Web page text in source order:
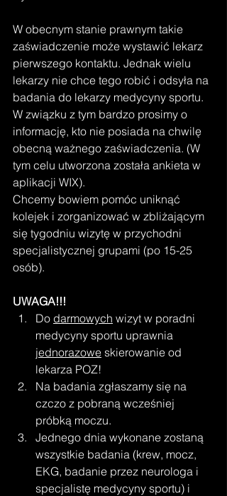
W obecnym stanie prawnym takie
zaświadczenie może wystawić lekarz
pierwszego kontaktu. Jednak wielu
lekarzy nie chce tego robić i odsyła na
badania do lekarzy medycyny sportu.
W związku z tym bardzo prosimy o
informację, kto nie posiada na chwilę
obecną ważnego zaświadczenia. (W
tym celu utworzona została ankieta w
aplikacji WIX).
Chcemy bowiem pomóc uniknąć
kolejek i zorganizować w zbliżającym
się tygodniu wizytę w przychodni
specjalistycznej grupami (po 15-25
osób).
UWAGA!!!
Do darmowych wizyt w poradni
medycyny sportu uprawnia
jednorazowe skierowanie od
lekarza POZ!
Na badania zgłaszamy się na
czczo z pobraną wcześniej
próbką moczu.
Jednego dnia wykonane zostaną
wszystkie badania (krew, mocz,
EKG, badanie przez neurologa i
specjalistę medycyny sportu) i